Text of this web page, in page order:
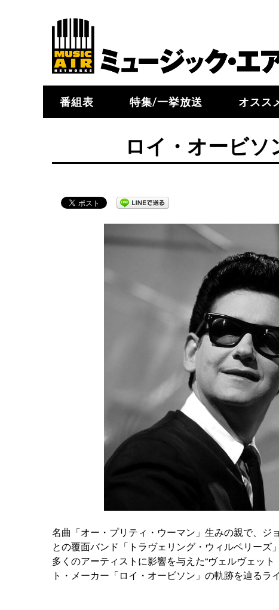
番組表 特集/一挙放送 オスス
ロイ・オービ
名曲「オー・プリティ・ウーマン」生みの親で、ジ
との覆面バンド「トラヴェリング・ウィルベリー
多くのアーティストに影響を与えた“ヴェルヴェッ
ト・メーカー「ロイ・オービソン」の軌跡を辿るラ